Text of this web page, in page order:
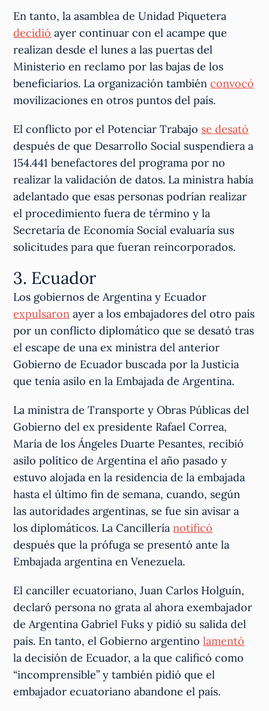
En tanto, la asamblea de Unidad Piquetera
decidió ayer continuar con el acampe que
realizan desde el lunes a las puertas del
Ministerio en reclamo por las bajas de los
beneficiarios. La organización tambiénconvocó
movilizaciones en otros puntos del país.
El conflicto por el Potenciar Trabajo se desató
después de que Desarrollo Social suspendiera a
154.441 benefactores del programa por no
realizar la validación de datos. La ministra había
adelantado que esas personas podrían realizar
el procedimiento fuera de término y la
Secretaría de Economía Social evaluaría sus
solicitudes para que fueran reincorporados.
3. Ecuador
Los gobiernos de Argentina y Ecuador
expulsaron ayer a los embajadores del otro país
por un conflicto diplomático que se desató tras
el escape de una ex ministra del anterior
Gobierno de Ecuador buscada por la Justicia
que tenía asilo en la Embajada de Argentina.
La ministra de Transporte y Obras Públicas del
Gobierno del ex presidente Rafael Correa,
María de los Ángeles Duarte Pesantes, recibió
asilo político de Argentina el año pasado y
estuvo alojada en la residencia de la embajada
hasta el último fin de semana, cuando, según
las autoridades argentinas, se fue sin avisar a
los diplomáticos. La Cancilleríanotificó
después que la prófuga se presentó ante la
Embajada argentina en Venezuela.
El canciller ecuatoriano, Juan Carlos Holguín,
declaró persona no grata al ahora exembajador
de Argentina Gabriel Fuks y pidió su salida del
país. En tanto, el Gobierno argentinolamentó
la decisión de Ecuador, a la que calificó como
“incomprensible” y también pidió que el
embajador ecuatoriano abandone el país.